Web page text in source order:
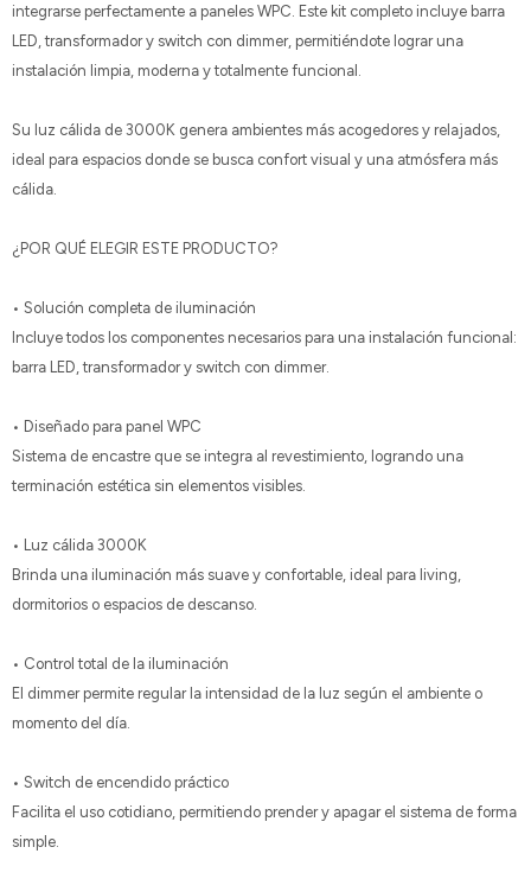
integrarse perfectamente a paneles WPC. Este kit completo incluye barra
LED, transformador y switch con dimmer, permitiéndote lograr una
instalación limpia, moderna y totalmente funcional.
Su luz cálida de 3000K genera ambientes más acogedores y relajados,
ideal para espacios donde se busca confort visual y una atmósfera más
cálida.
¿POR QUÉ ELEGIR ESTE PRODUCTO?
• Solución completa de iluminación
Incluye todos los componentes necesarios para una instalación funcional:
barra LED, transformador y switch con dimmer.
• Diseñado para panel WPC
Sistema de encastre que se integra al revestimiento, logrando una
terminación estética sin elementos visibles.
• Luz cálida 3000K
Brinda una iluminación más suave y confortable, ideal para living,
dormitorios o espacios de descanso.
• Control total de la iluminación
El dimmer permite regular la intensidad de la luz según el ambiente o
momento del día.
• Switch de encendido práctico
Facilita el uso cotidiano, permitiendo prender y apagar el sistema de forma
simple.